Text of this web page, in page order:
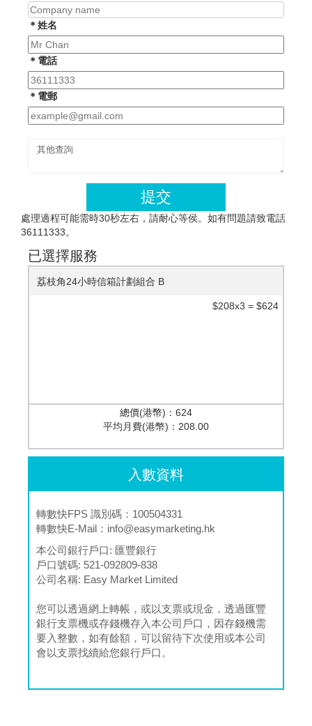
＊姓名
＊電話
＊電郵
提交
處理過程可能需時30秒左右，請耐心等侯。如有問題請致電話
36111333。
已選擇服務
荔枝角24小時信箱計劃組合 B
$208x3 = $624
總價(港幣)： 624
平均月費(港幣)： 208.00
入數資料
轉數快FPS 識別碼：100504331
轉數快E-Mail： info@easymarketing.hk
本公司銀行戶口: 匯豐銀行
戶口號碼: 521-092809-838
公司名稱: Easy Market Limited
您可以透過網上轉帳，或以支票或現金，透過匯豐
銀行支票機或存錢機存入本公司戶口，因存錢機需
要入整數，如有餘額，可以留待下次使用或本公司
會以支票找續給您銀行戶口。